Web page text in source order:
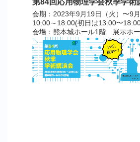
会期：2023年9月19日（火）〜9月
10:00～18:00(初日は13:00〜
会場：熊本城ホール1階 展示ホ